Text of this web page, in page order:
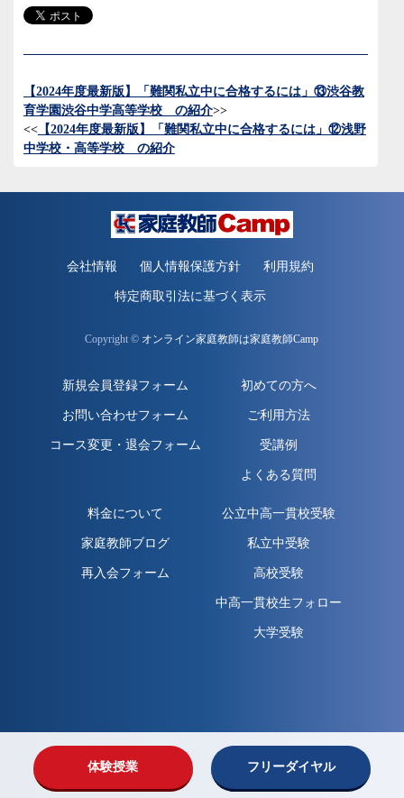
【2024年度最新版】「難関私立中に合格するには」⑬渋谷教
育学園渋谷中学高等学校 の紹介>>
<<【2024年度最新版】「難関私立中に合格するには」⑫浅野
中学校・高等学校 の紹介
会社情報 個人情報保護方針 利用規約
特定商取引法に基づく表示
Copyright © オンライン家庭教師は家庭教師Camp
新規会員登録フォーム
お問い合わせフォーム
コース変更・退会フォーム
初めての方へ
ご利用方法
受講例
よくある質問
料金について
家庭教師ブログ
再入会フォーム
公立中高一貫校受験
私立中受験
高校受験
中高一貫校生フォロー
大学受験
体験授業 フリーダイヤル